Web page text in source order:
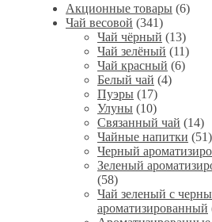
Акционные товары (6)
Чай весовой (341)
Чай чёрный (13)
Чай зелёный (11)
Чай красный (6)
Белый чай (4)
Пуэры (17)
Улуны (10)
Связанный чай (14)
Чайные напитки (51)
Черный
Зеленый
(58)
Чай зеленый с
ароматизированный